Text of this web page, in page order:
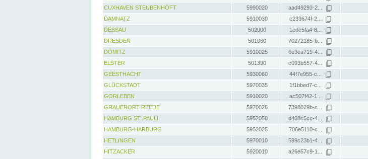
CUXHAVEN STEUBENHÖFT
5990020 aad49293-2...
DAMNATZ
5910030 c233674f-2...
DESSAU
502000 1edc5fa4-8...
DRESDEN
501060 70272185-b...
DÖMITZ
5910025 6e3ea719-4...
ELSTER
501390 c093b557-4...
GEESTHACHT
5930060 44f7e955-c...
GLÜCKSTADT
5970035 1f1bbed7-c...
GORLEBEN
5910020 ac507f42-1...
GRAUERORT REEDE
5970026 7398029b-c...
HAMBURG ST. PAULI
5952050 d488c5cc-4...
HAMBURG-HARBURG
5952025 706e5110-c...
HETLINGEN
5970010 599c23b1-4...
HITZACKER
5920010 a26e57c9-1...